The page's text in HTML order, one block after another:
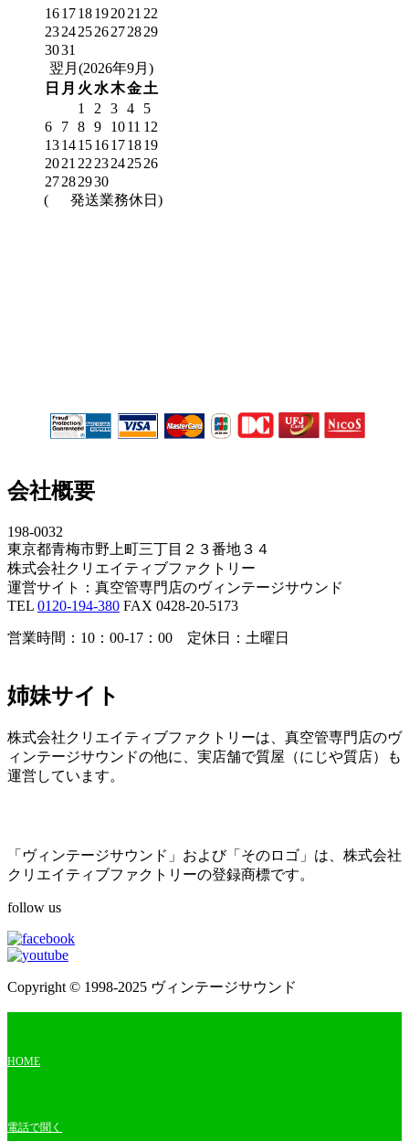
161718192021 22
23242526272829
3031
翌月(2026年9月)
日 月 火 水木金土
1
2 3 4
5
6
7 8 9 1011 12
13141516171819
2021 22 23242526
27282930
(
発送業務休日)
会社概要
198-0032
東京都青梅市野上町三丁目２３番地３４
株式会社クリエイティブファクトリー
運営サイト：真空管専門店のヴィンテージサウンド
TEL 0120-194-380 FAX 0428-20-5173
営業時間：10：00-17：00 定休日：土曜日
姉妹サイト
株式会社クリエイティブファクトリーは、真空管専門店のヴ
ィンテージサウンドの他に、実店舗で質屋（にじや質店）も
運営しています。
「ヴィンテージサウンド」および「そのロゴ」は、株式会社
クリエイティブファクトリーの登録商標です。
follow us
Copyright © 1998-2025 ヴィンテージサウンド
HOME
電話で聞く